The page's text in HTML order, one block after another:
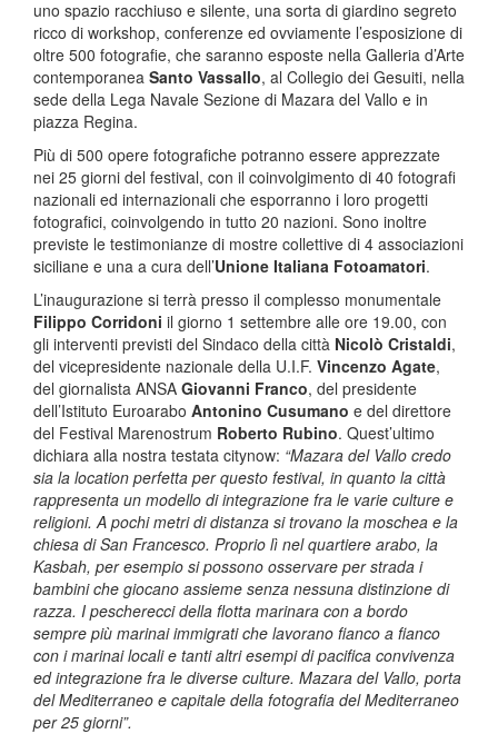
uno spazio racchiuso e silente, una sorta di giardino segreto
ricco di workshop, conferenze ed ovviamente l’esposizione di
oltre 500 fotografie, che saranno esposte nella Galleria d’Arte
contemporanea San­to Vassallo, al Collegio dei Gesuiti, nella
sede della Lega Navale Sezione di Mazara del Vallo e in
piazza Regina.
Più di 500 opere fotografiche potranno essere apprezzate
nei 25 giorni del festival, con il coinvolgimento di 40 fotografi
nazionali ed internazionali che esporranno i loro progetti
fotografici, coinvolgendo in tu­tto 20 nazioni. Sono inoltre
previste le testimonianze di most­re collettive di 4 associazioni
siciliane e una a cura dell’Unione Italiana Fot­oamatori.
L’inaugurazione si terrà presso il comple­sso monumentale
Fili­ppo Corridoni il gio­rno 1 settembre alle ore 19.00, con
gli interventi previsti del Sindaco della città Nicolò Cristaldi,
del vicepresidente nazionale della U.I.F. Vincenzo Agate,
del giornalista ANSA Gi­ovanni Franco, del presidente
dell’Istit­uto Euroarabo Antoni­no Cusumano e del di­rettore
del Festival Marenostrum Roberto Rubino. Quest’ultimo
dichiara alla nostra testata citynow: “Mazara del Vallo credo
sia la location perfetta per questo festival, in quanto la città
rappresenta un modello di integrazione fra le varie culture e
religioni. A pochi metri di distanza si trovano la moschea e la
chiesa di San Francesco. Proprio lì nel quartiere arabo, la
Kasbah, per esempio si possono osservare per strada i
bambini che giocano assieme senza nessuna distinzione di
razza. I pescherecci della flotta marinara con a bordo
sempre più marinai immigrati che lavorano fianco a fianco
con i marinai locali e tanti altri esempi di pacifica convivenza
ed integrazione fra le diverse culture. Mazara del Vallo, porta
del Mediterraneo e capitale della fotografia del Mediterraneo
per 25 giorni”.